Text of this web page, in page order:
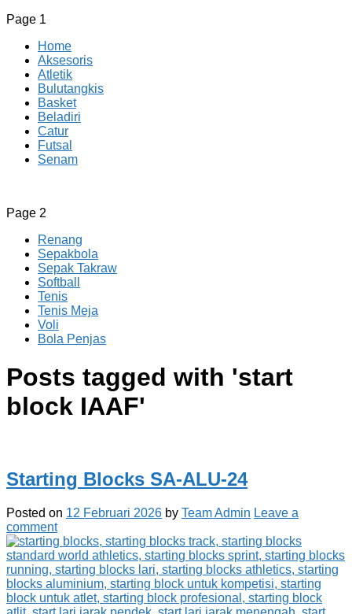
Page 1
Home
Aksesoris
Atletik
Bulutangkis
Basket
Beladiri
Catur
Futsal
Senam
CV JAYA BERSAMA Co Id
Menyediakan Semua Perlengkapan Olahraga Yang
Page 2
Renang
Sepakbola
Sepak Takraw
Softball
Tenis
Tenis Meja
Voli
Bola Penjas
Posts tagged with 'start
block IAAF'
Starting Blocks SA-ALU-24
Posted on 12 Februari 2026 by Team Admin Leave a
comment